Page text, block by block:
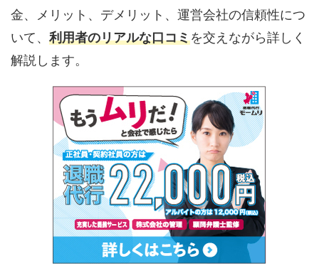
金、メリット、デメリット、運営会社の信頼性につ
いて、 利用者のリアルな口コミを交えながら詳しく
解説します。